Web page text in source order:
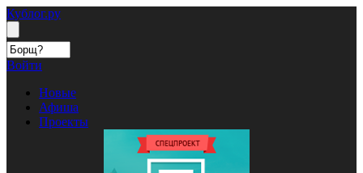
Кублог.ру
Войти
Новые
Афиша
Проекты